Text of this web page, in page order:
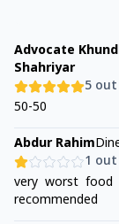
Advocate
Shahriyar
5 out
50-50
Abdur Rahim
1 out
very worst
recommended